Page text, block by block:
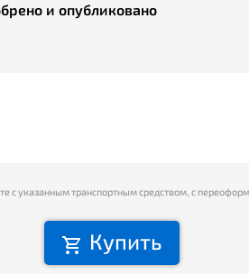
и опубликовано
с указанным транспортным средством, с
Купить